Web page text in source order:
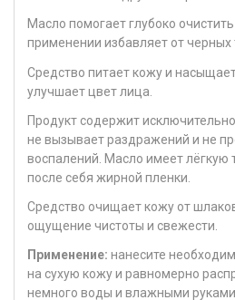
Масло помогает глубоко
применении избавляет от черных
Средство питает кожу и
улучшает цвет лица.
Продукт содержит
не вызывает раздражений и не
воспалений. Масло имеет лёгкую
после себя жирной пленки.
Средство очищает кожу от
ощущение чистоты и свежести.
Применение: нанесите
на сухую кожу и равномерно
немного воды и влажными